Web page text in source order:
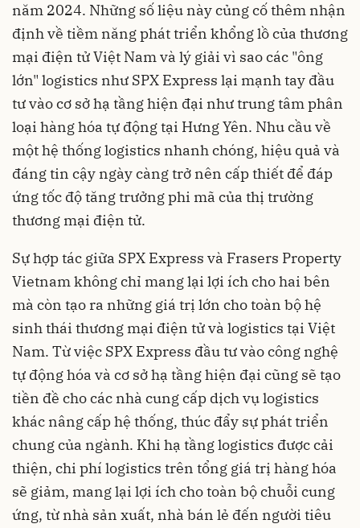
năm 2024. Những số liệu này củng cố thêm nhận
định về tiềm năng phát triển khổng lồ của thương
mại điện tử Việt Nam và lý giải vì sao các "ông
lớn" logistics như SPX Express lại mạnh tay đầu
tư vào cơ sở hạ tầng hiện đại như trung tâm phân
loại hàng hóa tự động tại Hưng Yên. Nhu cầu về
một hệ thống logistics nhanh chóng, hiệu quả và
đáng tin cậy ngày càng trở nên cấp thiết để đáp
ứng tốc độ tăng trưởng phi mã của thị trường
thương mại điện tử.
Sự hợp tác giữa SPX Express và Frasers Property
Vietnam không chỉ mang lại lợi ích cho hai bên
mà còn tạo ra những giá trị lớn cho toàn bộ hệ
sinh thái thương mại điện tử và logistics tại Việt
Nam. Từ việc SPX Express đầu tư vào công nghệ
tự động hóa và cơ sở hạ tầng hiện đại cũng sẽ tạo
tiền đề cho các nhà cung cấp dịch vụ logistics
khác nâng cấp hệ thống, thúc đẩy sự phát triển
chung của ngành. Khi hạ tầng logistics được cải
thiện, chi phí logistics trên tổng giá trị hàng hóa
sẽ giảm, mang lại lợi ích cho toàn bộ chuỗi cung
ứng, từ nhà sản xuất, nhà bán lẻ đến người tiêu